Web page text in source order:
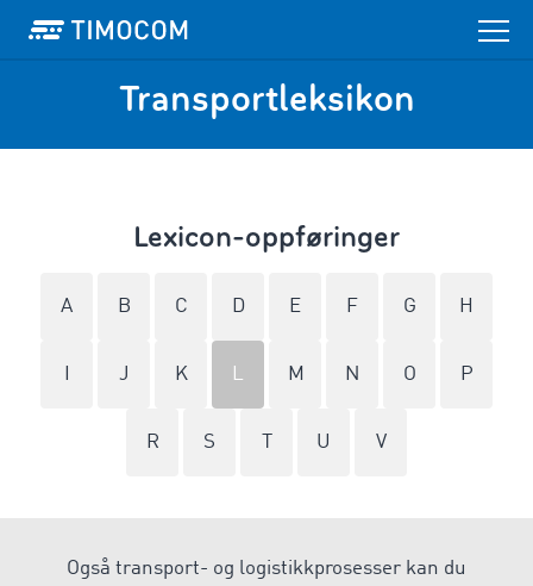
Transportleksikon
Lexicon-oppføringer
A B C D E F G H
J K L M N O P
R S U V
Også transport- og logistikkprosesser kan du